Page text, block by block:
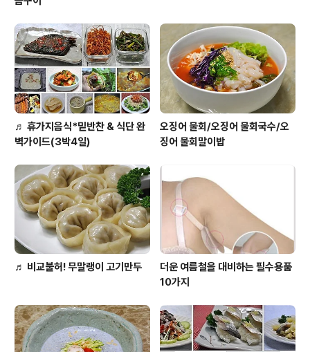
♬ 휴가지음식*밑반찬 & 식단 완
벽가이드(3박4일)
오징어 물회/오징어 물회국수/오
징어 물회말이밥
♬ 비교불허! 무말랭이 고기만두
더운 여름철을 대비하는 필수용품
10가지